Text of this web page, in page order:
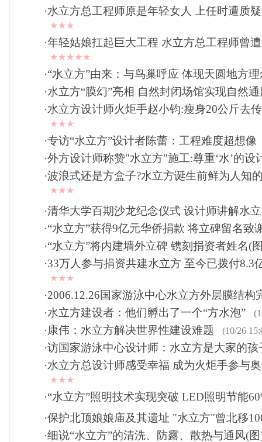
·水立方总工程师原是年轻女人 上任时遭质
★★★
·年轻姑娘扛起巨大工程 水立方总工程师曾
★★★★★
·“水立方”由来：与鸟巢呼应 体现天圆地方理
·水立方“膜幻”亮相 自然封闭场馆实现自然通
·水立方设计师火炬手赵小钧:瘦身20公斤去
★★★
·专访“水立方”设计者陈蕾：工程难度超想像
·外方设计师称赞"水立方"施工:尊重‘水’的设
·波浪式还是方盒子?水立方诞生前鲜为人知
★★★
·清华大学百期沙龙纪念仪式 设计师讲解水
·“水立方”获得9亿元华侨捐款 将立碑留名致
·“水立方”将内建墙外立碑 镌刻捐资者姓名(
·33万人参与捐资共建水立方 至今已拨付8.3
★★★
·2006.12.26国家游泳中心水立方外层膜结构
·水立方建设者：他们孵出了一个“方水泡”
·康伟：水立方解决世界性建设难题 (10/26
·访国家游泳中心设计师：水立方是大家的孩
·水立方总设计师感受幸福 成为火炬手参与
★★★
·“水立方”照明技术实现突破 LED照明节能
·保护北顶娘娘庙及其遗址 "水立方"曾北移
·细说“水立方”的清洗、防露、散热与通风(